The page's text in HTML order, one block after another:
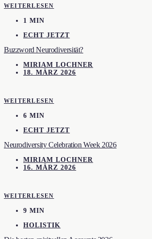
WEITERLESEN
1 MIN
ECHT JETZT
Buzzword Neurodiversität?
MIRIAM LOCHNER
18. MÄRZ 2026
WEITERLESEN
6 MIN
ECHT JETZT
Neurodiversity Celebration Week 2026
MIRIAM LOCHNER
16. MÄRZ 2026
WEITERLESEN
9 MIN
HOLISTIK